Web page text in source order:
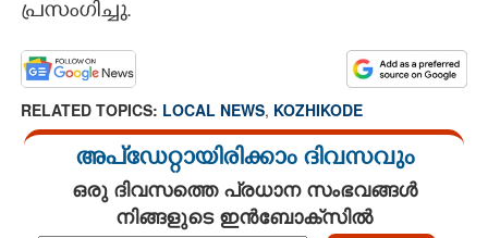
പ്രസംഗിച്ചു.
RELATED TOPICS: LOCAL NEWS, KOZHIKODE
അപ്ഡേറ്റായിരിക്കാം ദിവസവും
ഒരു ദിവസത്തെ പ്രധാന സംഭവങ്ങൾ
നിങ്ങളുടെ ഇൻബോക്സിൽ